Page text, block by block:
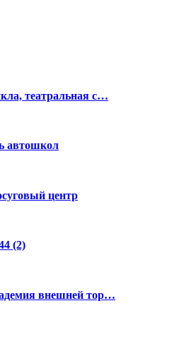
театральная с…
автошкол
центр
(2)
внешней тор…